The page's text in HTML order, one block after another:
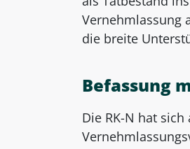
Vernehmlassung
die breite
Befassung
Die RK-N hat